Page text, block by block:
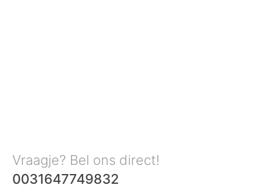
Vraagje? Bel ons direct!
0031647749832